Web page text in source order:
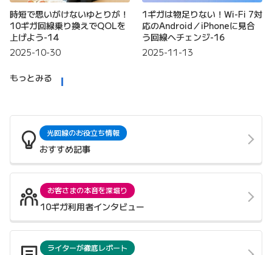
時短で思いがけないゆとりが！
10ギガ回線乗り換えでQOLを
上げよう-14
2025-10-30
1ギガは物足りない！Wi-Fi 7対
応のAndroid／iPhoneに見合
う回線へチェンジ-16
2025-11-13
もっとみる
光回線のお役立ち情報
おすすめ記事
お客さまの本音を深堀り
10ギガ利用者インタビュー
ライターが徹底レポート